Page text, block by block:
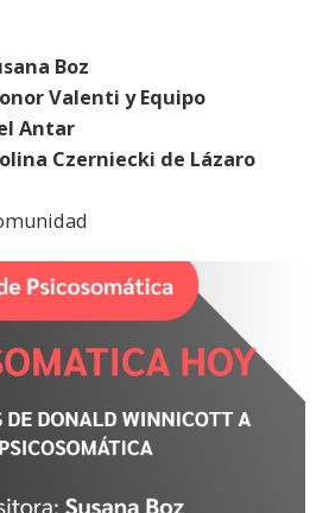
Boz
Valenti y Equipo
Antar
Czerniecki de Lázaro